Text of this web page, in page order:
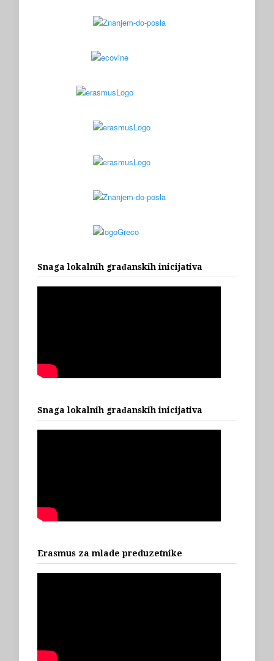
Snaga lokalnih građanskih inicijativa
Snaga lokalnih građanskih inicijativa
Erasmus za mlade preduzetnike